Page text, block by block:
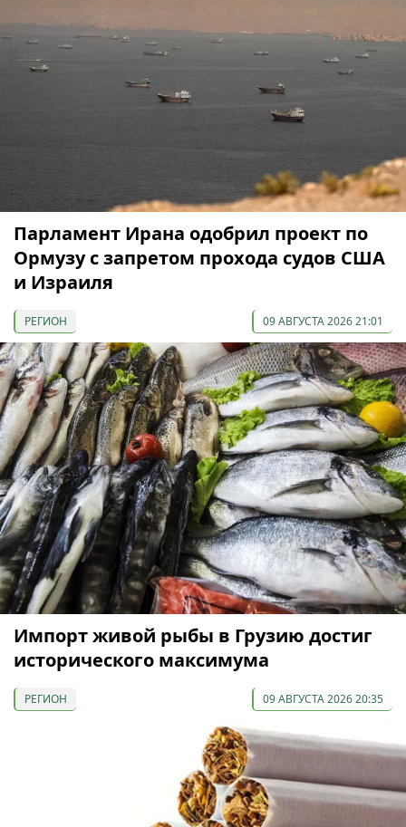
Парламент Ирана одобрил проект по
Ормузу с запретом прохода судов США
и Израиля
РЕГИОН 09 АВГУСТА 2026 21:01
Импорт живой рыбы в Грузию достиг
исторического максимума
РЕГИОН 09 АВГУСТА 2026 20:35